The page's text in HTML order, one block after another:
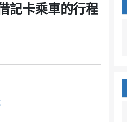
記卡乘車的行程